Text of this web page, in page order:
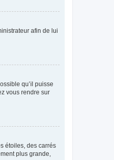
afin de lui
qu’il puisse
vous rendre sur
étoiles, des carrés
plus grande,